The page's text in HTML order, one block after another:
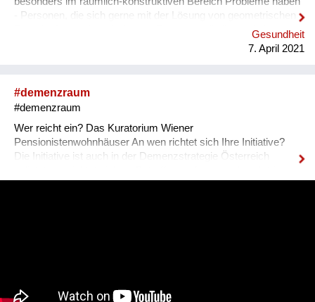
- Personen, die sich gerne mit der Lösung von geometrischen
Rätselaufgaben beschäftigen - Personen, die ihre geistige
(zweidimensional) und Kreativität verbessern möchten - Das
Bereich einsetzbar - Mit dem Material kann einzeln oder auch
in Gruppen gearbeitet werden - Der Schwierigkeitsgrad der
Aufgaben ist gut graduell anpassbar und kann individuell sehr
gut adaptiert werden. - Je nach motorischen Fähigkeiten ...
Gesundheit
7. April 2021
#demenzraum
#demenzraum
Wer reicht ein? Das Kuratorium Wiener
Pensionistenwohnhäuser An wen richtet sich Ihre Initiative?
Die Initiative ist auch in der Demenzstrategie Österreich
demenzraum@kwp.at eine Mailadresse, an die jederzeit